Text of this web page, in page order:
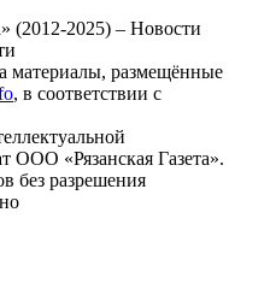
(2012-2025) – Новости
материалы, размещённые
, в соответствии с
ООО «Рязанская Газета».
без разрешения